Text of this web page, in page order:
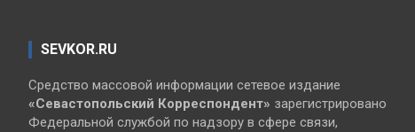
SEVKOR.RU
Средство массовой информации сетевое издание
«Севастопольский Корреспондент» зарегистрировано
Федеральной службой по надзору в сфере связи,